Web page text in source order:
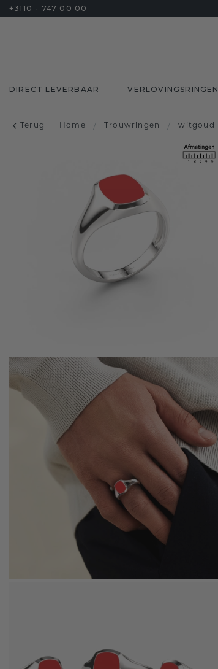
+3110 - 747 00 00
DIRECT LEVERBAAR VERLOVINGSRINGEN
Terug Home / Trouwringen / witgoud